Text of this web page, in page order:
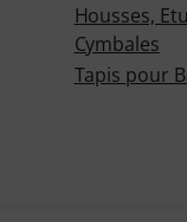
Housses,
Cymbales
Tapis pour